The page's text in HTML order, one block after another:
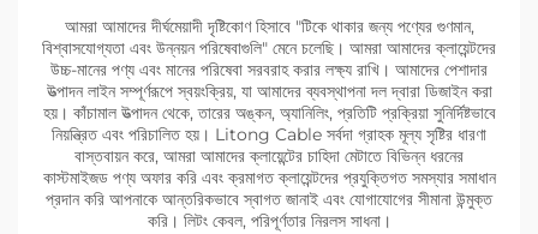
আমরা আমাদের দীর্ঘমেয়াদী দৃষ্টিকোণ হিসাবে "টিকে থাকার জন্য পণ্যের গুণমান,
বিশ্বাসযোগ্যতা এবং উন্নয়ন পরিষেবাগুলি" মেনে চলেছি। আমরা আমাদের ক্লায়েন্টদের
উচ্চ-মানের পণ্য এবং মানের পরিষেবা সরবরাহ করার লক্ষ্য রাখি। আমাদের পেশাদার
উত্পাদন লাইন সম্পূর্ণরূপে স্বয়ংক্রিয়, যা আমাদের ব্যবস্থাপনা দল দ্বারা ডিজাইন করা
হয়। কাঁচামাল উত্পাদন থেকে, তারের অঙ্কন, অ্যানিলিং, প্রতিটি প্রক্রিয়া সুনির্দিষ্টভাবে
নিয়ন্ত্রিত এবং পরিচালিত হয়। Litong Cable সর্বদা গ্রাহক মূল্য সৃষ্টির ধারণা
বাস্তবায়ন করে, আমরা আমাদের ক্লায়েন্টের চাহিদা মেটাতে বিভিন্ন ধরনের
কাস্টমাইজড পণ্য অফার করি এবং ক্রমাগত ক্লায়েন্টদের প্রযুক্তিগত সমস্যার সমাধান
প্রদান করি আপনাকে আন্তরিকভাবে স্বাগত জানাই এবং যোগাযোগের সীমানা উন্মুক্ত
করি। লিটং কেবল, পরিপূর্ণতার নিরলস সাধনা।